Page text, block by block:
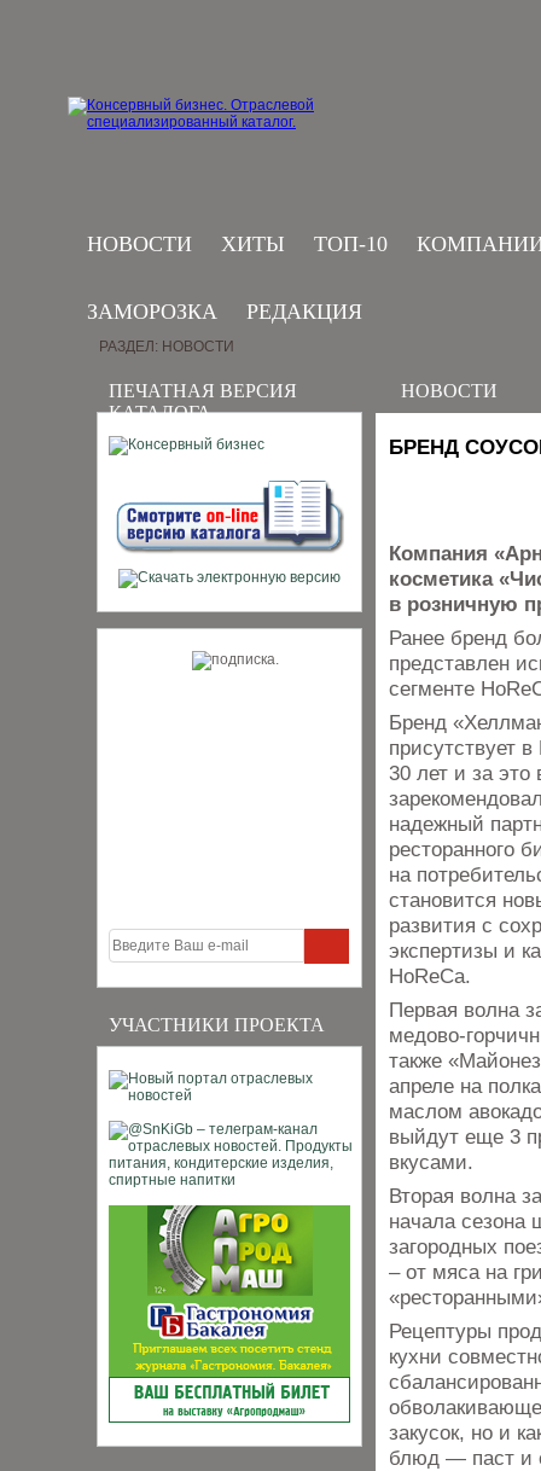
НОВОСТИ ХИТЫ ТОП-10
ЗАМОРОЗКА РЕДАКЦИЯ
ПЕЧАТНАЯ ВЕРСИЯ
КАТАЛОГА
УЧАСТНИКИ ПРОЕКТА
РАЗДЕЛ: НОВОСТИ
НОВОСТИ
БРЕНД
Компания
косметика
в розничную
Ранее бренд
представлен
сегменте
Бренд
присутствует
30 лет и за это
надежный
ресторанного
на
становится
развития с
экспертизы и
HoReCa.
Первая волна
медово-
также
апреле на
маслом
выйдут еще 3
вкусами.
Вторая волна
начала сезона
загородных
– от мяса на
Рецептуры
кухни
закусок, но и
блюд — паст и